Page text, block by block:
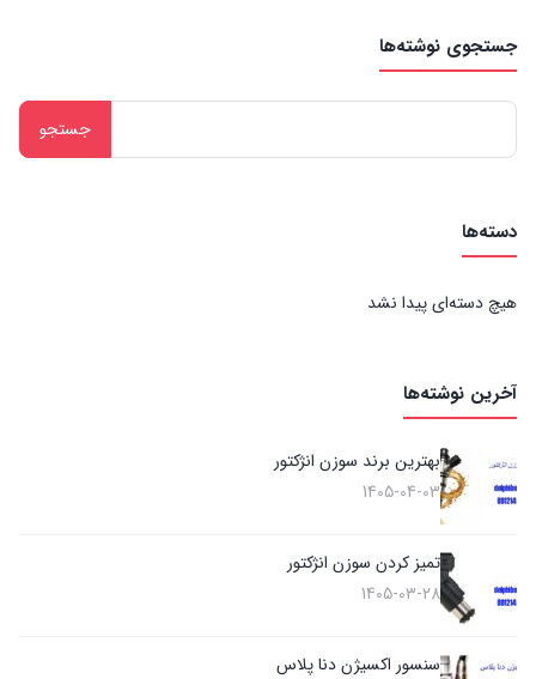
جستجوی نوشته‌ها
برای:
دسته‌ها
هیچ دسته‌ای پیدا نشد
آخرین نوشته‌ها
بهترین برند سوزن انژکتور
1405-04-03
تمیز کردن سوزن انژکتور
1405-03-28
سنسور اکسیژن دنا پلاس